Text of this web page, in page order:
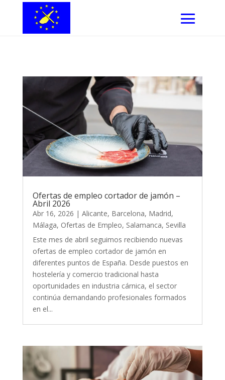
Ofertas de empleo cortador de jamón –
Abril 2026
Abr 16, 2026 | Alicante, Barcelona, Madrid,
Málaga, Ofertas de Empleo, Salamanca, Sevilla
Este mes de abril seguimos recibiendo nuevas
ofertas de empleo cortador de jamón en
diferentes puntos de España. Desde puestos en
hostelería y comercio tradicional hasta
oportunidades en industria cárnica, el sector
continúa demandando profesionales formados
en el...